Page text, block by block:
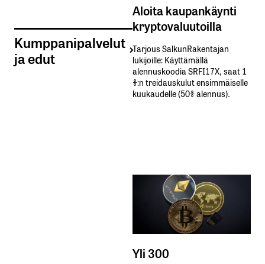
Lähetä kommentti
Kumppanipalvelut
ja edut
Aloita kaupankäynti
kryptovaluutoilla
Tarjous SalkunRakentajan
lukijoille: Käyttämällä​ ​
alennuskoodia​ ​SRFI17X,​ ​saat​ ​1
%:n treidauskulut​ ​ensimmäiselle​ ​
kuukaudelle​ ​(50%​ ​alennus).
Yli 300